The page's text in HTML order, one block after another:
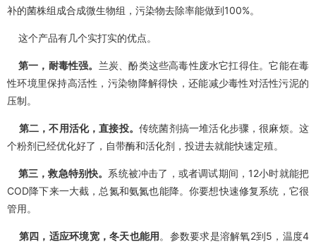
补的菌株组成合成微生物组，污染物去除率能做到100%。
这个产品有几个实打实的优点。
第一，耐毒性强。 兰炭、酚类这些高毒性废水它扛得住。它能在毒
性环境里保持高活性，污染物降解得快，还能减少毒性对活性污泥的
压制。
第二，不用活化，直接投。 传统菌剂搞一堆活化步骤，很麻烦。这
个粉剂已经优化好了，自带酶和活化剂，投进去就能快速定殖。
第三，救急特别快。 系统被冲击了，或者调试期间，12小时就能把
COD降下来一大截，总氮和氨氮也能降。你要想快速修复系统，它很
管用。
第四，适应环境宽，冬天也能用。参数要求是溶解氧2到5，温度4